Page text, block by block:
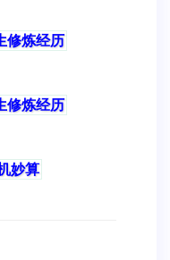
修炼经历
修炼经历
妙算